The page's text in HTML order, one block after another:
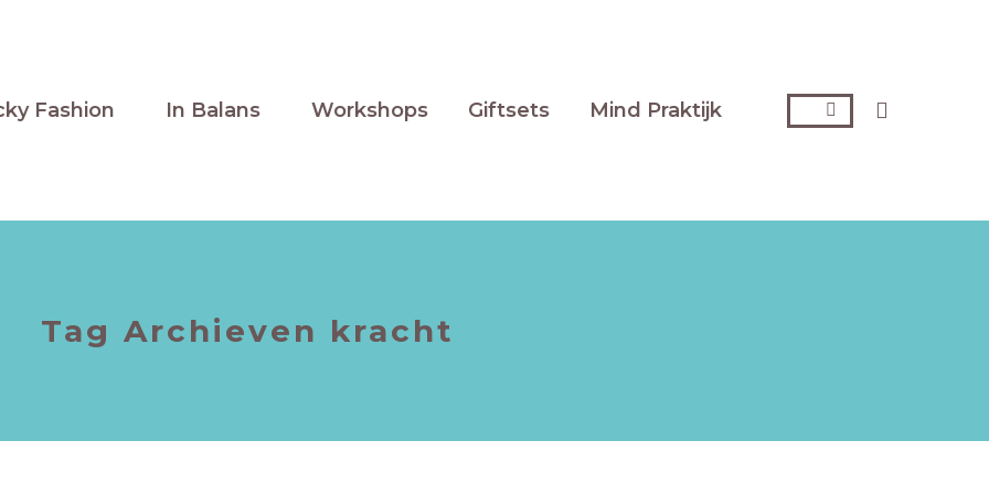
Fashion In Balans Workshops Giftsets Mind Praktijk Zoeken:
Tag Archieven kracht